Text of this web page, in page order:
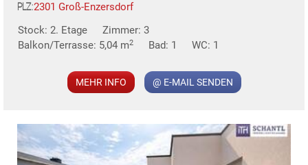
PLZ:2301 Groß-Enzersdorf
Stock: 2. Etage
Zimmer: 3
Balkon/Terrasse: 5,04 m2 Bad: 1 WC: 1
MEHR INFO @ E-MAIL SENDEN